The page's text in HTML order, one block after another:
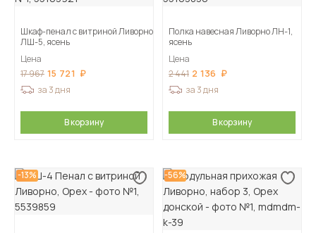
Шкаф-пенал с витриной Ливорно
ЛШ-5, ясень
Цена
17 967 15 721
за 3 дня
В корзину
Полка навесная Ливорно ЛН-1,
ясень
Цена
2 441 2 136
за 3 дня
В корзину
-13% -56%